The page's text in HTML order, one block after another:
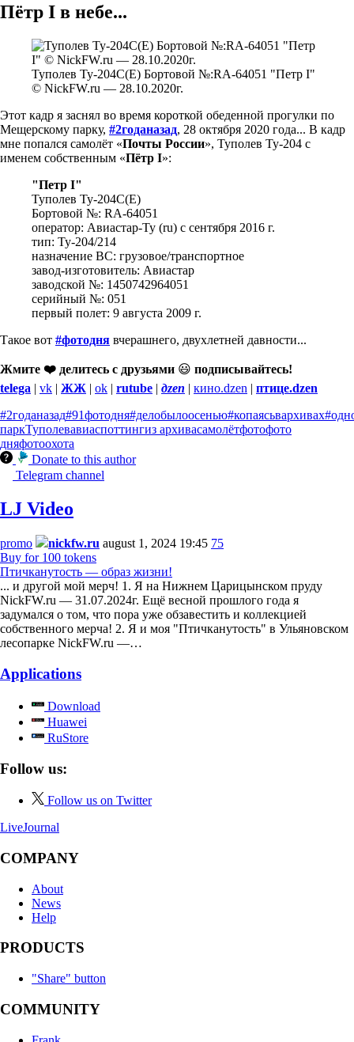
Пётр I в небе...
Туполев Ту-204С(Е) Бортовой №:RA-64051 "Петр I"
© NickFW.ru — 28.10.2020г.
Этот кадр я заснял во время короткой обеденной прогулки по
Мещерскому парку, #2годаназад, 28 октября 2020 года... В кадр
мне попался самолёт «Почты России», Туполев Ту-204 с
именем собственным «Пётр I»:
"Петр I"
Туполев Ту-204С(Е)
Бортовой №: RA-64051
оператор: Авиастар-Ту (ru) с сентября 2016 г.
тип: Ту-204/214
назначение ВС: грузовое/транспортное
завод-изготовитель: Авиастар
заводской №: 1450742964051
серийный №: 051
первый полет: 9 августа 2009 г.
Такое вот #фотодня вчерашнего, двухлетней давности...
Жмите ❤️ делитесь с друзьями 😃 подписывайтесь!
telega | vk | ЖЖ | ok | rutube | дzen | кино.dzen | птице.dzen
#2годаназад#91фотодня#делобылоосенью#копаясьвархивах
паркТуполевавиаспоттингиз архивасамолётфотофото
дняфотоохота
Donate to this author
Telegram channel
LJ Video
promo nickfw.ru august 1, 2024 19:45 75
Buy for 100 tokens
Птичканутость — образ жизни!
... и другой мой мерч! 1. Я на Нижнем Царицынском пруду
NickFW.ru — 31.07.2024г. Ещё весной прошлого года я
задумался о том, что пора уже обзавестить и коллекцией
собственного мерча! 2. Я и моя "Птичканутость" в Ульяновском
лесопарке NickFW.ru —…
Applications
Download
Huawei
RuStore
Follow us:
Follow us on Twitter
LiveJournal
COMPANY
About
News
Help
PRODUCTS
"Share" button
COMMUNITY